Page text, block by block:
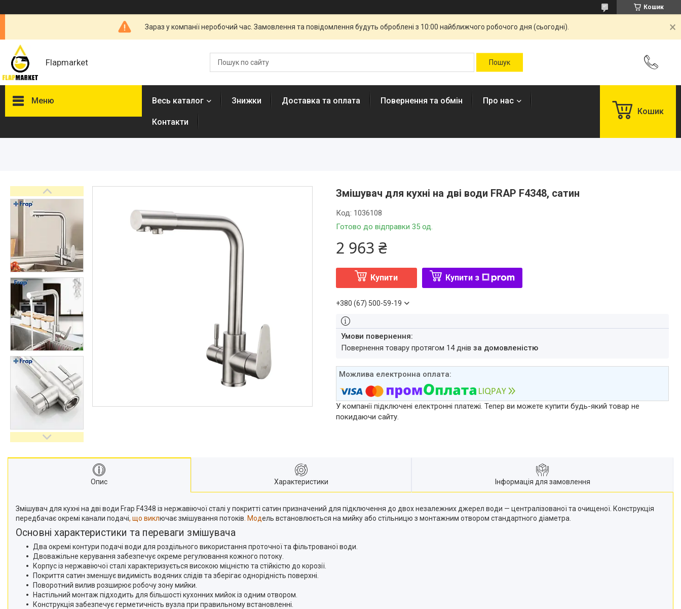
Кошик
Зараз у компанії неробочий час. Замовлення та повідомлення будуть оброблені з 10:00 найближчого робочого дня (сьогодні).
Flapmarket
Меню
Душові трапи, дренажні
канали
Аксесуари для ванної
кімнати
Запчастини та комплектуючі
Гнучкі шланги (підведення)
Кухонні мийки
Рушникосушарки
Матеріали для влаштування
теплої підлоги
Запірно-регулююча
арматура
Фільтри для води
Насосне обладнання
Інструмент
Пакувальні сантехнічні
Весь каталог Знижки Доставка та оплата Повернення та обмін Про нас
Контакти
Кошик
Змішувач для кухні на дві води FRAP F4348, сатин
Готово до відправки 35 од.
Код: 1036108
2 963 ₴
Купити Купити з
+380 (67) 500-59-19
повернення товару протягом 14 днів за домовленістю
У компанії підключені електронні платежі. Тепер ви можете купити будь-який товар не
покидаючи сайту.
Опис Характеристики Інформація для замовлення
Змішувач для кухні на дві води Frap F4348 із нержавіючої сталі у покритті сатин призначений для підключення до двох незалежних джерел води — централізованої та очищеної. Конструкція
передбачає окремі канали подачі, що виключає змішування потоків . Модель встановлюється на мийку або стільницю з монтажним отвором стандартного діаметра.
Основні характеристики та переваги змішувача
Два окремі контури подачі води для роздільного використання проточної та фільтрованої води.
Двоважільне керування забезпечує окреме регулювання кожного потоку.
Корпус із нержавіючої сталі характеризується високою міцністю та стійкістю до корозії.
Покриття сатин зменшує видимість водяних слідів та зберігає однорідність поверхні.
Поворотний вилив розширює робочу зону мийки.
Настільний монтаж підходить для більшості кухонних мийок із одним отвором.
Конструкція забезпечує герметичність вузла при правильному встановленні.